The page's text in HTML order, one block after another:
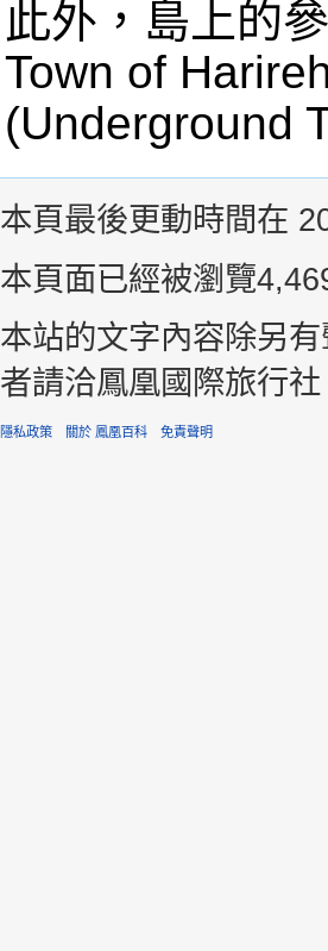
此外，島上的
Town of
(Underground
本頁最後更動時間在
本頁面已經被瀏覽
本站的文字內容除另
者請洽鳳凰國際旅行
隱私政策 關於 鳳凰百科 免責聲明